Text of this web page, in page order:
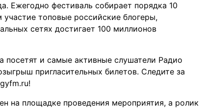
Ежегодно фестиваль собирает порядка 10
топовые российские блогеры,
сетях достигает 100 миллионов
посетят и самые активные слушатели Радио
пригласительных билетов. Следите за
!
на площадке проведения мероприятия, а ролик